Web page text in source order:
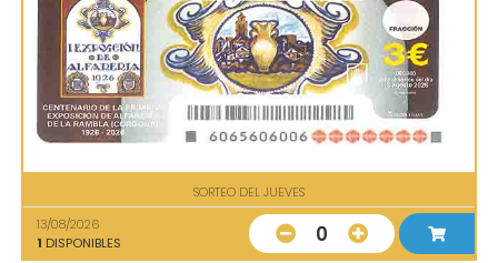
SORTEO DEL JUEVES
13/08/2026
1 DISPONIBLES 0